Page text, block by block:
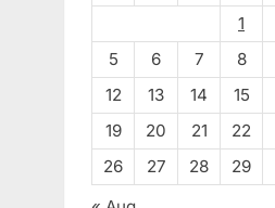
1
5
6 7 8
12
13 14 15
19
20 21 22
26
27 28 29